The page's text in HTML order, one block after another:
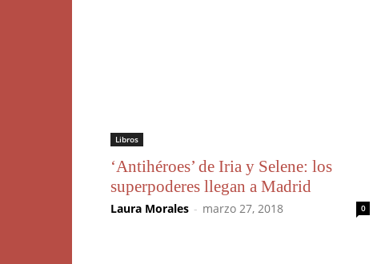
Libros
‘Antihéroes’ de Iria y Selene: los
superpoderes llegan a Madrid
Laura Morales - marzo 27, 2018 0